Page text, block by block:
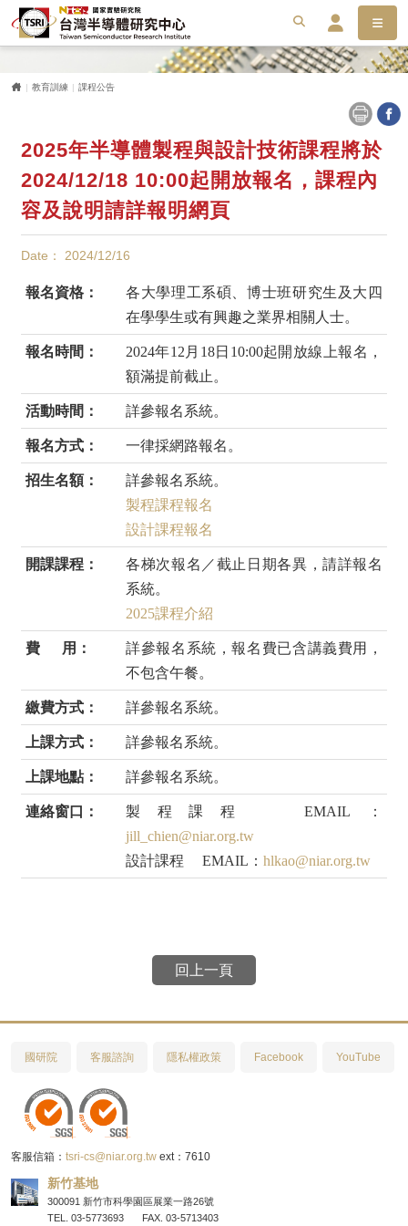
搜
會員服務平台
選單
首頁教育訓練 課程公告
2025年半導體製程與設計技術課程將於
2024/12/18 10:00起開放報名，課程內
容及說明請詳報明網頁
Date： 2024/12/16
報名資格：
各大學理工系碩、博士班研究生及大四
在學學生或有興趣之業界相關人士。
報名時間：
2024年12月18日10:00起開放線上報名，
額滿提前截止。
活動時間： 詳參報名系統。
報名方式： 一律採網路報名。
招生名額：
詳參報名系統。
製程課程報名
設計課程報名
開課課程：
各梯次報名／截止日期各異，請詳報名
系統。
2025課程介紹
費 用：
詳參報名系統，報名費已含講義費用，
不包含午餐。
繳費方式： 詳參報名系統。
上課方式： 詳參報名系統。
上課地點： 詳參報名系統。
連絡窗口：
製程課程 EMAIL：
jill_chien@niar.org.tw
設計課程 EMAIL： hlkao@niar.org.tw
回上一頁
國研院 客服諮詢 隱私權政策 Facebook YouTube
客服信箱： tsri-cs@niar.org.tw ext：7610
新竹基地
300091 新竹市科學園區展業一路26號
TEL. 03-5773693
FAX. 03-5713403